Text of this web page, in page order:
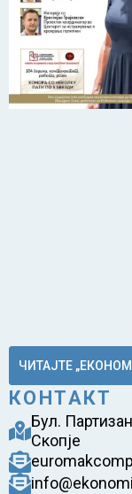
ЧИТАЈТЕ
КОНТАКТ
Бул.
Скопје